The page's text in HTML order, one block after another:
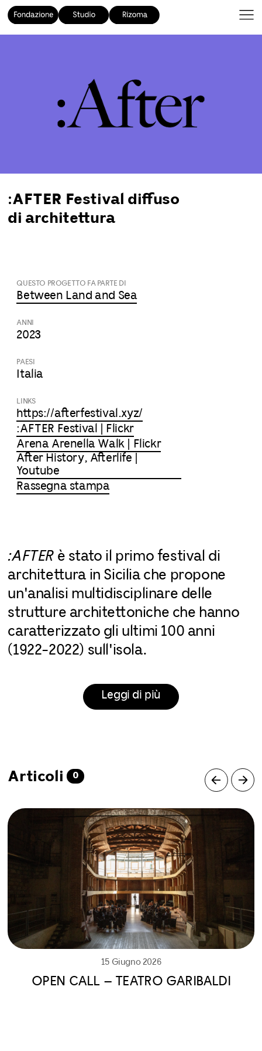
:AFTER Festival diffuso
di architettura
:AFTER è stato il primo festival di
architettura in Sicilia che propone
un'analisi multidisciplinare delle
strutture architettoniche che hanno
caratterizzato gli ultimi 100 anni
(1922-2022) sull'isola.
QUESTO PROGETTO FA PARTE DI
Between Land and Sea
ANNI
2023
PAESI
Italia
LINKS
https://afterfestival.xyz/
:AFTER Festival | Flickr
Arena Arenella Walk | Flickr
After History, Afterlife |
Youtube
Rassegna stampa
Leggi di più
Articoli 0
15 Giugno 2026
OPEN CALL – TEATRO GARIBALDI